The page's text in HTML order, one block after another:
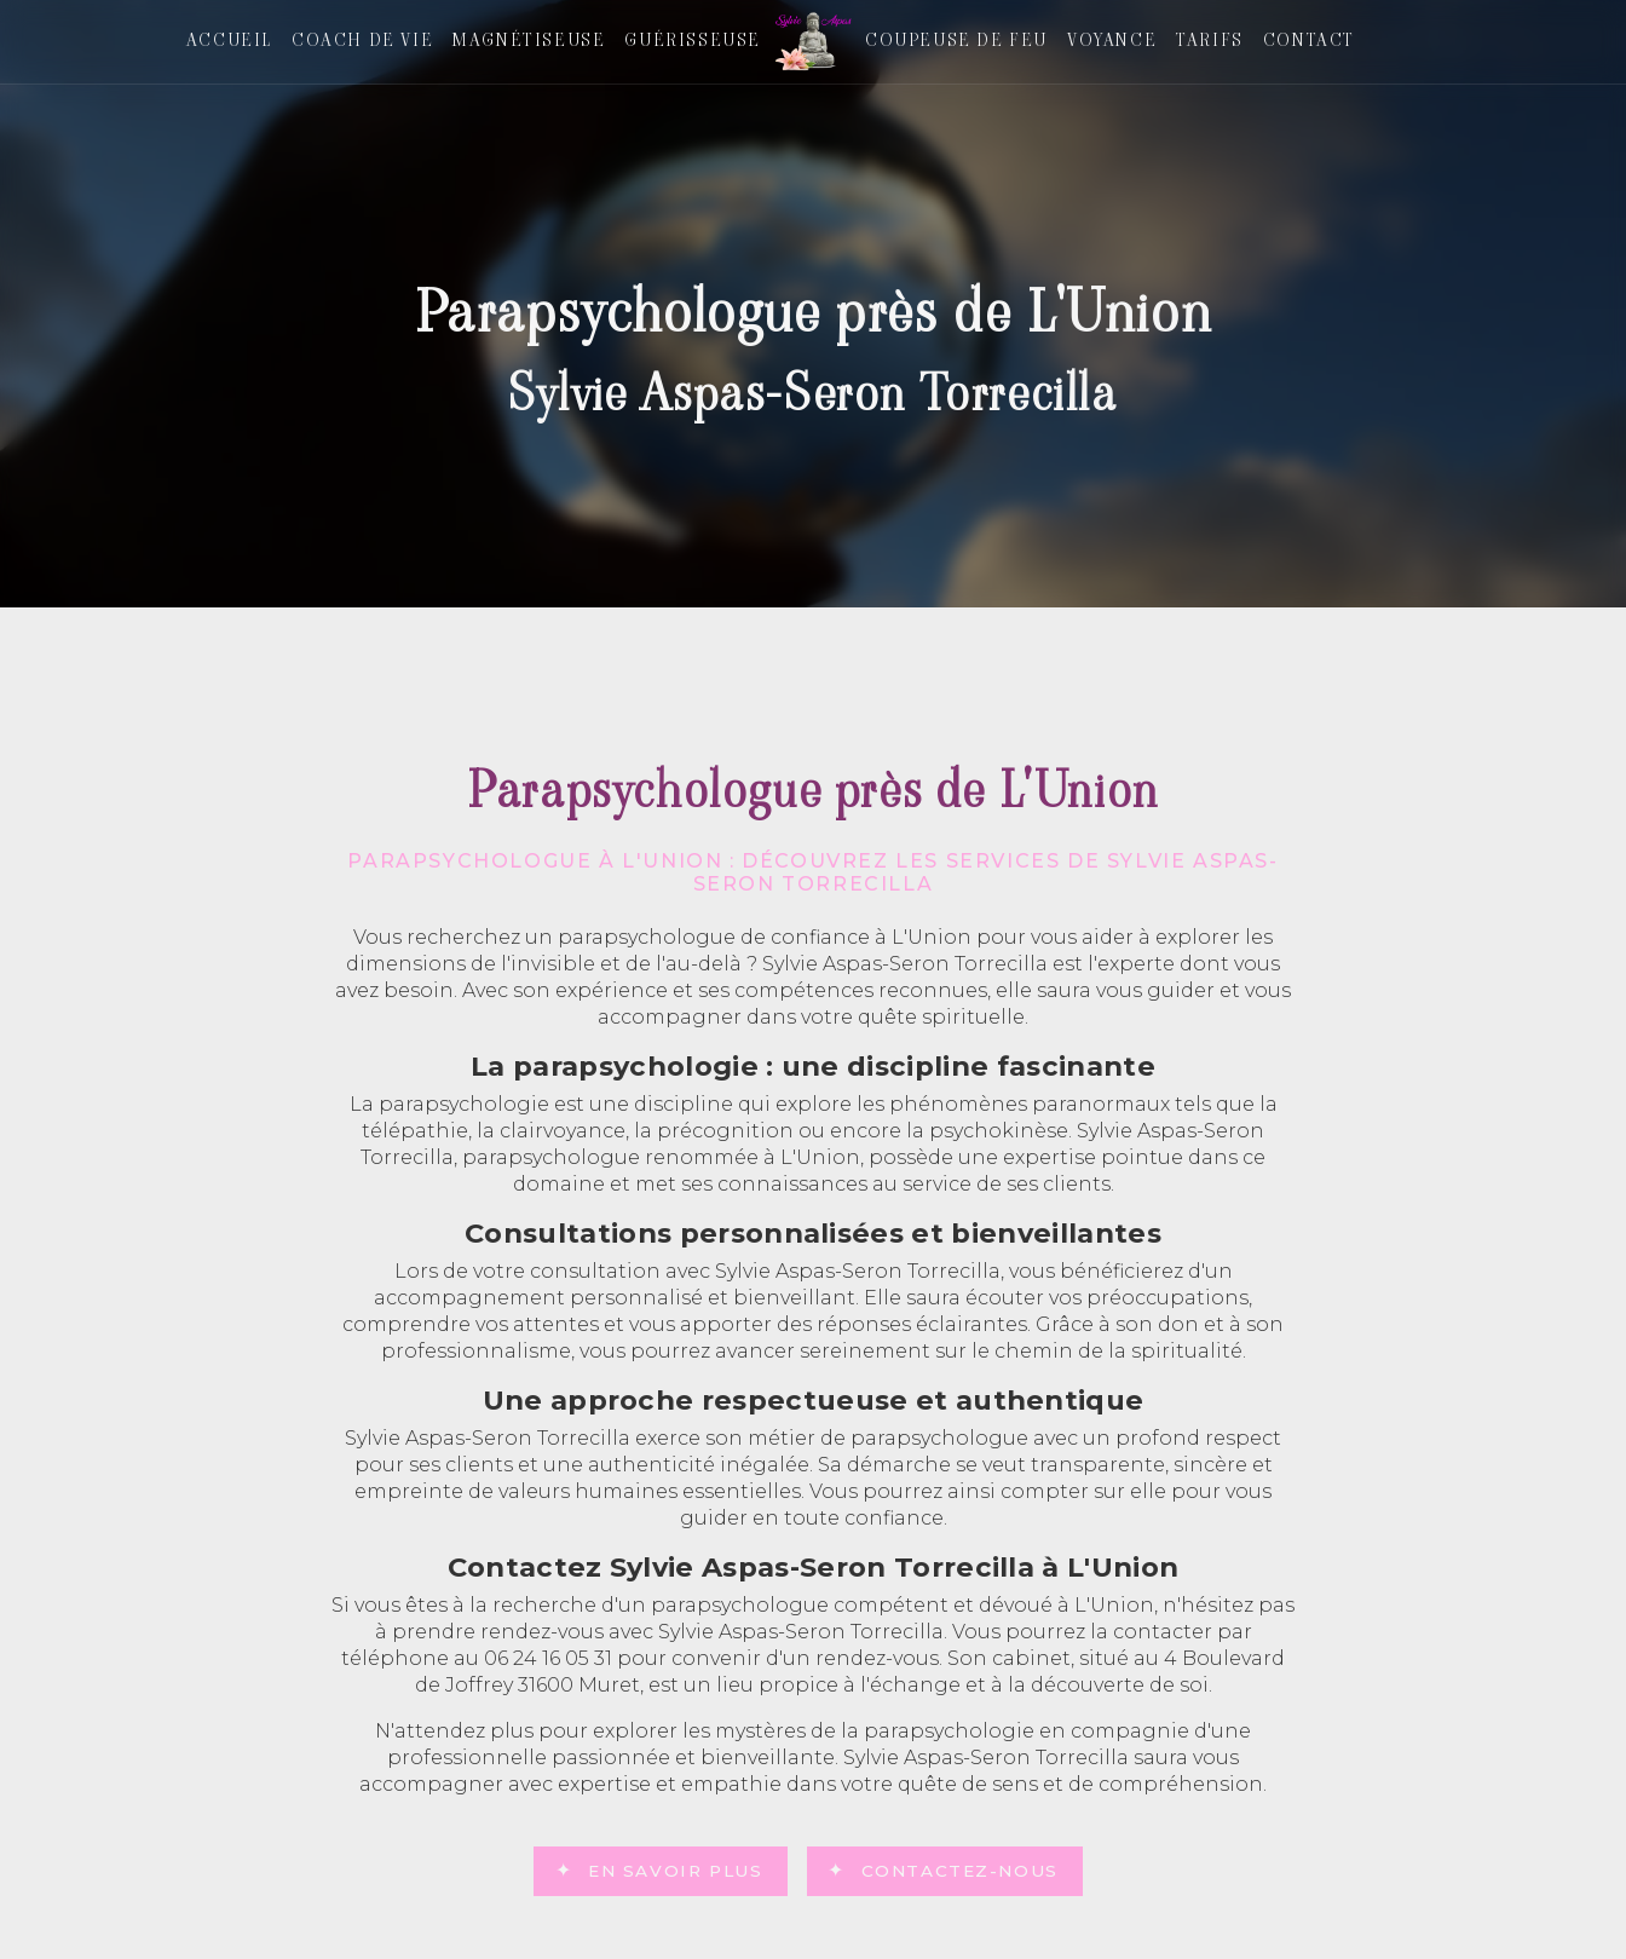
ACCUEIL COACH DE VIE MAGNÉTISEUSE GUÉRISSEUSE COUPEUSE DE FEU VOYANCE TARIFS CONTACT
Parapsychologue près de L'Union
Sylvie Aspas-Seron Torrecilla
Parapsychologue près de L'Union
PARAPSYCHOLOGUE À L'UNION : DÉCOUVREZ LES SERVICES DE SYLVIE ASPAS-
SERON TORRECILLA
Vous recherchez un parapsychologue de confiance à L'Union pour vous aider à explorer les
dimensions de l'invisible et de l'au-delà ? Sylvie Aspas-Seron Torrecilla est l'experte dont vous
avez besoin. Avec son expérience et ses compétences reconnues, elle saura vous guider et vous
accompagner dans votre quête spirituelle.
La parapsychologie : une discipline fascinante
La parapsychologie est une discipline qui explore les phénomènes paranormaux tels que la
télépathie, la clairvoyance, la précognition ou encore la psychokinèse. Sylvie Aspas-Seron
Torrecilla, parapsychologue renommée à L'Union, possède une expertise pointue dans ce
domaine et met ses connaissances au service de ses clients.
Consultations personnalisées et bienveillantes
Lors de votre consultation avec Sylvie Aspas-Seron Torrecilla, vous bénéficierez d'un
accompagnement personnalisé et bienveillant. Elle saura écouter vos préoccupations,
comprendre vos attentes et vous apporter des réponses éclairantes. Grâce à son don et à son
professionnalisme, vous pourrez avancer sereinement sur le chemin de la spiritualité.
Une approche respectueuse et authentique
Sylvie Aspas-Seron Torrecilla exerce son métier de parapsychologue avec un profond respect
pour ses clients et une authenticité inégalée. Sa démarche se veut transparente, sincère et
empreinte de valeurs humaines essentielles. Vous pourrez ainsi compter sur elle pour vous
guider en toute confiance.
Contactez Sylvie Aspas-Seron Torrecilla à L'Union
Si vous êtes à la recherche d'un parapsychologue compétent et dévoué à L'Union, n'hésitez pas
à prendre rendez-vous avec Sylvie Aspas-Seron Torrecilla. Vous pourrez la contacter par
téléphone au 06 24 16 05 31 pour convenir d'un rendez-vous. Son cabinet, situé au 4 Boulevard
de Joffrey 31600 Muret, est un lieu propice à l'échange et à la découverte de soi.
N'attendez plus pour explorer les mystères de la parapsychologie en compagnie d'une
professionnelle passionnée et bienveillante. Sylvie Aspas-Seron Torrecilla saura vous
accompagner avec expertise et empathie dans votre quête de sens et de compréhension.
EN SAVOIR PLUS CONTACTEZ-NOUS